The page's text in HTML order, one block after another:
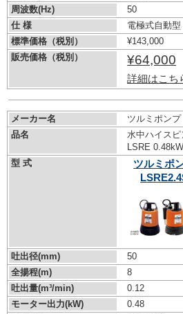
周波数(Hz)
50
仕 様
電極式自動型
標準価格（税別）
¥143,000
販売価格（税別）
¥64,000
詳細はこち
メーカー名
ツルミポンプ
品名
水中ハイス
LSRE 0.48kW
型 式
ツルミポ
吐出径(mm)
50
全揚程(m)
8
吐出量(m³/min)
0.12
モーター出力(kW)
0.48